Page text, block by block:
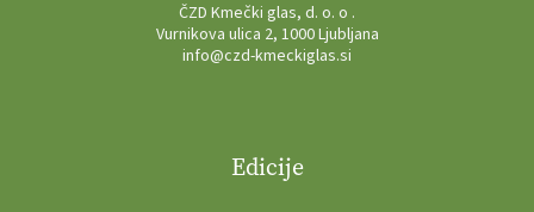
ČZD Kmečki glas, d. o. o .
Vurnikova ulica 2, 1000 Ljubljana
info@czd-kmeckiglas.si
Edicije